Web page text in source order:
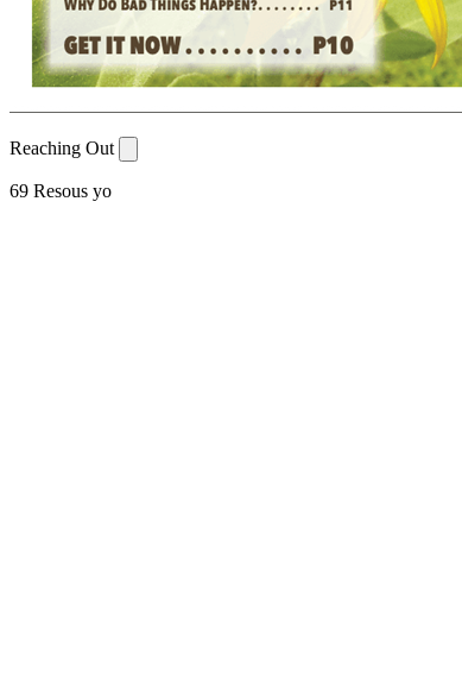
Reaching Out
69 Resous yo